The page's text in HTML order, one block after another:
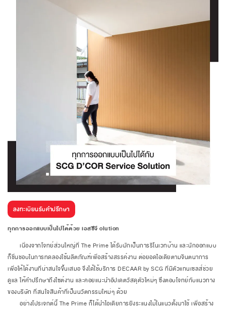
ลงทะเบียนรับคำปรึกษา
ทุกการออกแบบเป็นไปได้ด้วย เอสซีจี olution
เนื่องจากโจทย์ส่วนใหญ่ที่ The Prime ได้รับมักเป็นการรีโนเวทบ้าน และนักออกแบบ
ก็ชื่นชอบในการทดลองใช้ผลิตภัณฑ์เพื่อสร้างสรรค์งาน ต่อยอดไอเดียตามจินตนาการ
เพื่อให้ได้งานที่น่าสนใจขึ้นเสมอ จึงได้ใช้บริการ DECAAR by SCG ที่มีตัวแทนเซลส์ช่วย
ดูแล ให้คำปรึกษาถึงไซต์งาน และคอยแนะนำอัปเดตวัสดุตัวใหม่ๆ ซึ่งตอบโจทย์กับแนวทาง
ของบริษัท ที่สนใจสินค้าที่เป็นนวัตกรรมใหม่ๆ ด้วย
อย่างโปรเจกต์นี้ The Prime ก็ได้นำไอเดียการยิงระแนงไม้ในแนวตั้งมาใช้ เพื่อสร้าง